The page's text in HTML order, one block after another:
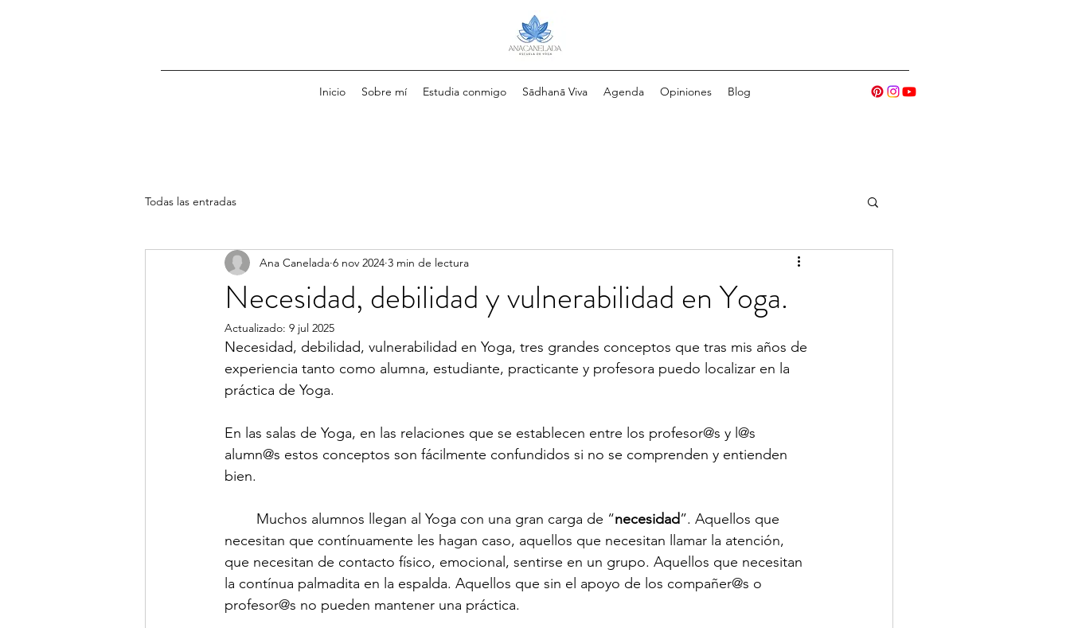
Inicio Sobre mí Estudia conmigo Sādhanā Viva Agenda Opiniones Blog
Todas las entradas
Necesidad, debilidad y vulnerabilidad en Yoga.
Ana Canelada 6 nov 2024 3 min de lectura
Actualizado: 9 jul 2025
Necesidad, debilidad, vulnerabilidad en Yoga, tres grandes conceptos que tras mis años de
experiencia tanto como alumna, estudiante, practicante y profesora puedo localizar en la
práctica de Yoga.
En las salas de Yoga, en las relaciones que se establecen entre los profesor@s y l@s
alumn@s estos conceptos son fácilmente confundidos si no se comprenden y entienden
bien.
	Muchos alumnos llegan al Yoga con una gran carga de “
necesidad”. Aquellos que
necesitan que contínuamente les hagan caso, aquellos que necesitan llamar la atención,
que necesitan de contacto físico, emocional, sentirse en un grupo. Aquellos que necesitan
la contínua palmadita en la espalda. Aquellos que sin el apoyo de los compañer@s o
profesor@s no pueden mantener una práctica.